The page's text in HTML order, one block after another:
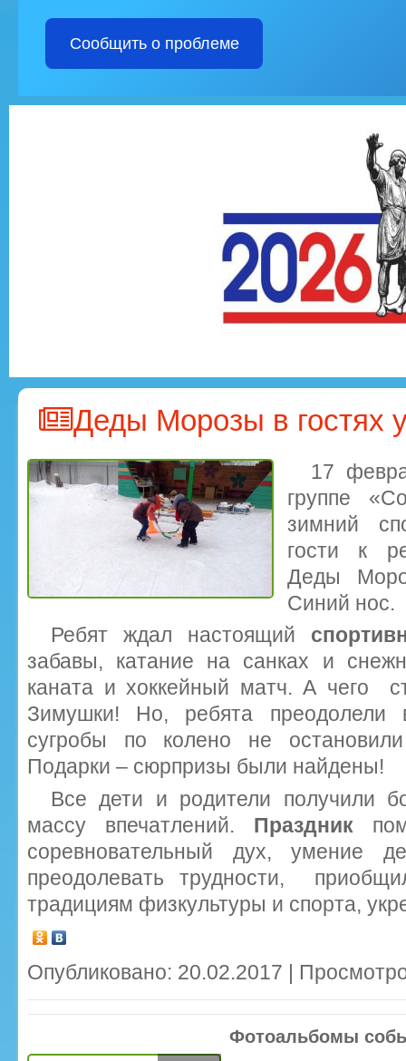
Сообщить о проблеме
Деды Морозы в гостях
17
группе
зимний
гости к
Деды
Синий нос.
Ребят ждал настоящий
забавы, катание на санках и
каната и хоккейный матч. А чего
Зимушки! Но, ребята преодолели
сугробы по колено не
Подарки – сюрпризы были найдены!
Все дети и родители получили
массу впечатлений. Праздник
соревновательный дух, умение
преодолевать трудности,
традициям физкультуры и спорта,
Опубликовано: 20.02.2017 |
Фотоальбомы